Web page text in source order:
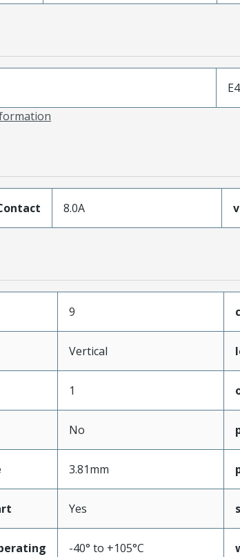
8.0A
9
Vertical
1
No
3.81mm
Yes
-40° to +105°C